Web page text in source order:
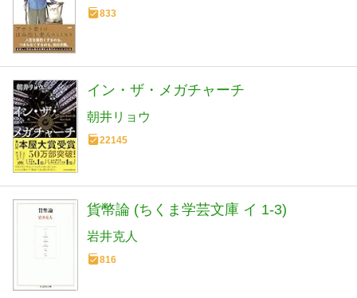
833
イン・ザ・メガチャーチ
朝井リョウ
22145
貨幣論 (ちくま学芸文庫 イ 1-3)
岩井克人
816